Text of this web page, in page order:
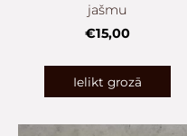
jašmu
€15,00
Ielikt grozā